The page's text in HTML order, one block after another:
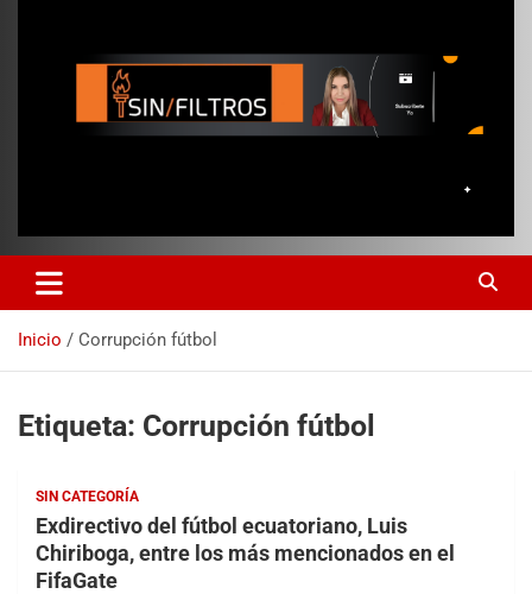
Inicio Corrupción fútbol
Etiqueta: Corrupción fútbol
SIN CATEGORÍA
Exdirectivo del fútbol ecuatoriano, Luis
Chiriboga, entre los más mencionados en el
FifaGate